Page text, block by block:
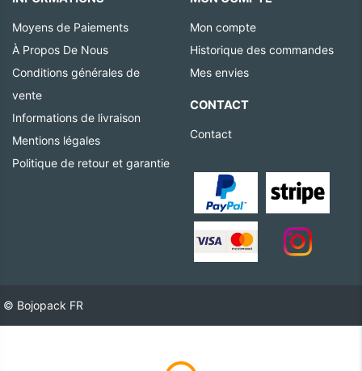
Moyens de Paiements
À Propos De Nous
Conditions générales de
vente
Informations de livraison
Mentions légales
Politique de retour et garantie
Mon compte
Historique des commandes
Mes envies
CONTACT
Contact
© Bojopack FR